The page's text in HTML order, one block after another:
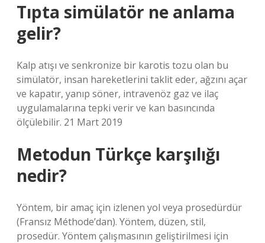
Tıpta simülatör ne anlama
gelir?
Kalp atışı ve senkronize bir karotis tozu olan bu
simülatör, insan hareketlerini taklit eder, ağzını açar
ve kapatır, yanıp söner, intravenöz gaz ve ilaç
uygulamalarına tepki verir ve kan basıncında
ölçülebilir. 21 Mart 2019
Metodun Türkçe karşılığı
nedir?
Yöntem, bir amaç için izlenen yol veya prosedürdür
(Fransız Méthode’dan). Yöntem, düzen, stil,
prosedür. Yöntem çalışmasının geliştirilmesi için